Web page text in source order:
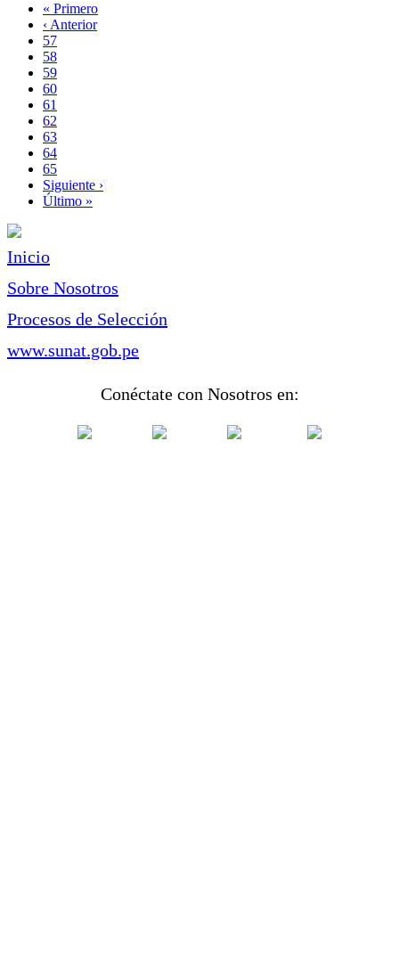
Paginación
Primera
página
« Primero
Página
anterior
‹ Anterior
Page
57
Page
58
Page
59
Page
60
Página
actual
61
Page
62
Page
63
Page
64
Page
65
Siguiente
página
Siguiente ›
Última
Último »
Inicio
Sobre Nosotros
Procesos de Selección
www.sunat.gob.pe
Conéctate con Nosotros en: